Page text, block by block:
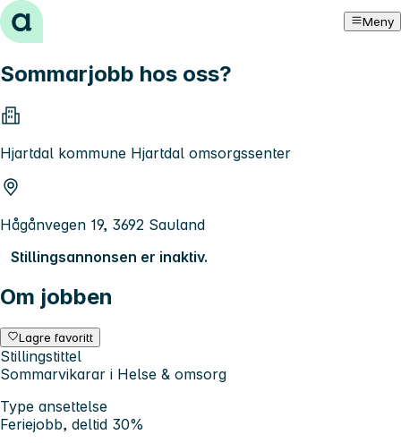
Hopp til innhold Meny
Sommarjobb hos oss?
Hjartdal kommune Hjartdal omsorgssenter
Hågånvegen 19, 3692 Sauland
Stillingsannonsen er inaktiv.
Om jobben
Lagre favoritt
Stillingstittel
Sommarvikarar i Helse & omsorg
Type ansettelse
Feriejobb, deltid 30%